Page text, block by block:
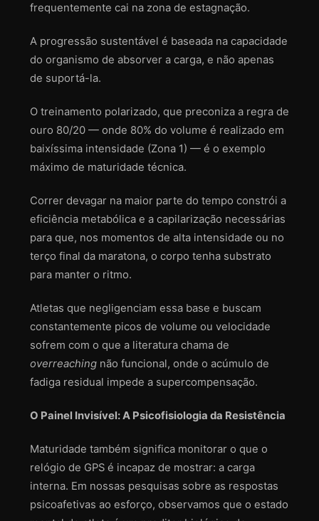
frequentemente cai na zona de estagnação.
A progressão sustentável é baseada na capacidade
do organismo de absorver a carga, e não apenas
de suportá-la.
O treinamento polarizado, que preconiza a regra de
ouro 80/20 — onde 80% do volume é realizado em
baixíssima intensidade (Zona 1) — é o exemplo
máximo de maturidade técnica.
Correr devagar na maior parte do tempo constrói a
eficiência metabólica e a capilarização necessárias
para que, nos momentos de alta intensidade ou no
terço final da maratona, o corpo tenha substrato
para manter o ritmo.
Atletas que negligenciam essa base e buscam
constantemente picos de volume ou velocidade
sofrem com o que a literatura chama de
overreaching não funcional, onde o acúmulo de
fadiga residual impede a supercompensação.
O Painel Invisível: A Psicofisiologia da Resistência
Maturidade também significa monitorar o que o
relógio de GPS é incapaz de mostrar: a carga
interna. Em nossas pesquisas sobre as respostas
psicoafetivas ao esforço, observamos que o estado